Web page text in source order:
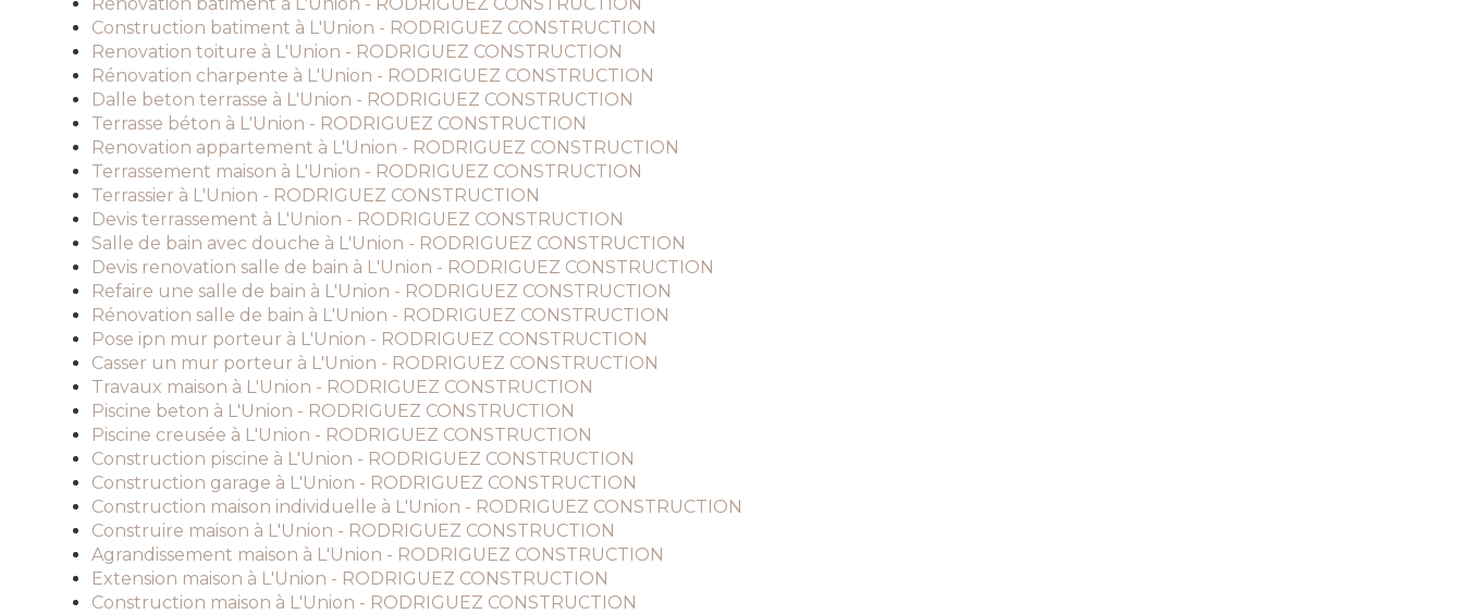
Construction batiment à L'Union - RODRIGUEZ CONSTRUCTION
Renovation toiture à L'Union - RODRIGUEZ CONSTRUCTION
Rénovation charpente à L'Union - RODRIGUEZ CONSTRUCTION
Dalle beton terrasse à L'Union - RODRIGUEZ CONSTRUCTION
Terrasse béton à L'Union - RODRIGUEZ CONSTRUCTION
Renovation appartement à L'Union - RODRIGUEZ CONSTRUCTION
Terrassement maison à L'Union - RODRIGUEZ CONSTRUCTION
Terrassier à L'Union - RODRIGUEZ CONSTRUCTION
Devis terrassement à L'Union - RODRIGUEZ CONSTRUCTION
Salle de bain avec douche à L'Union - RODRIGUEZ CONSTRUCTION
Devis renovation salle de bain à L'Union - RODRIGUEZ CONSTRUCTION
Refaire une salle de bain à L'Union - RODRIGUEZ CONSTRUCTION
Rénovation salle de bain à L'Union - RODRIGUEZ CONSTRUCTION
Pose ipn mur porteur à L'Union - RODRIGUEZ CONSTRUCTION
Casser un mur porteur à L'Union - RODRIGUEZ CONSTRUCTION
Travaux maison à L'Union - RODRIGUEZ CONSTRUCTION
Piscine beton à L'Union - RODRIGUEZ CONSTRUCTION
Piscine creusée à L'Union - RODRIGUEZ CONSTRUCTION
Construction piscine à L'Union - RODRIGUEZ CONSTRUCTION
Construction garage à L'Union - RODRIGUEZ CONSTRUCTION
Construction maison individuelle à L'Union - RODRIGUEZ CONSTRUCTION
Construire maison à L'Union - RODRIGUEZ CONSTRUCTION
Agrandissement maison à L'Union - RODRIGUEZ CONSTRUCTION
Extension maison à L'Union - RODRIGUEZ CONSTRUCTION
Construction maison à L'Union - RODRIGUEZ CONSTRUCTION